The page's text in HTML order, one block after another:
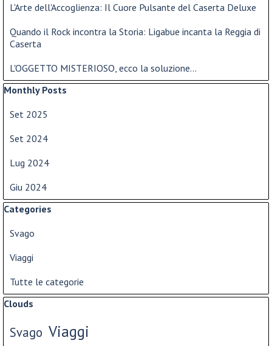
L'Arte dell'Accoglienza: Il Cuore Pulsante del Caserta Deluxe
Quando il Rock incontra la Storia: Ligabue incanta la Reggia di
Caserta
L'OGGETTO MISTERIOSO, ecco la soluzione...
Salta blocco Monthly Posts
Monthly Posts
Set 2025
Set 2024
Lug 2024
Giu 2024
Salta blocco Categories
Categories
Svago
Viaggi
Tutte le categorie
Salta blocco Clouds
Clouds
Svago Viaggi